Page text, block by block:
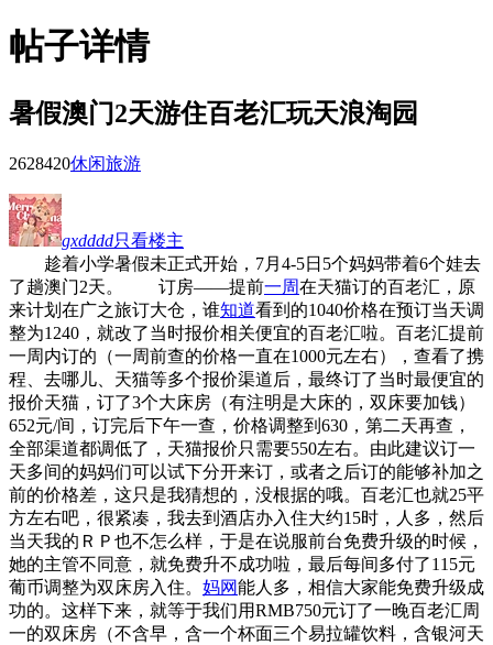
帖子详情
暑假澳门2天游住百老汇玩天浪淘园
2628420休闲旅游
gxdddd只看楼主
趁着小学暑假未正式开始，7月4-5日5个妈妈带着6个娃去
了趟澳门2天。 订房——提前一周在天猫订的百老汇，原
来计划在广之旅订大仓，谁知道看到的1040价格在预订当天调
整为1240，就改了当时报价相关便宜的百老汇啦。百老汇提前
一周内订的（一周前查的价格一直在1000元左右），查看了携
程、去哪儿、天猫等多个报价渠道后，最终订了当时最便宜的
报价天猫，订了3个大床房（有注明是大床的，双床要加钱）
652元/间，订完后下午一查，价格调整到630，第二天再查，
全部渠道都调低了，天猫报价只需要550左右。由此建议订一
天多间的妈妈们可以试下分开来订，或者之后订的能够补加之
前的价格差 ，这只是我猜想的，没根据的哦。百老汇也就25平
方左右吧，很紧凑，我去到酒店办入住大约15时，人多，然后
当天我的ＲＰ也不怎么样，于是在说服前台免费升级的时候，
她的主管不同意，就免费升不成功啦，最后每间多付了115元
葡币调整为双床房入住。 妈网能人多，相信大家能免费升级成
功的。这样下来，就等于我们用RMB750元订了一晚百老汇周
一的双床房（不含早，含一个杯面三个易拉罐饮料，含银河天